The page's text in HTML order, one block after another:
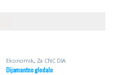
Ekonomik, Za CNC DIA
Dijamantno glodalo